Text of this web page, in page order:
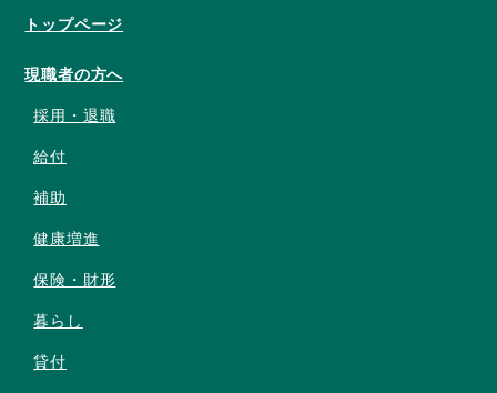
トップページ
現職者の方へ
採用・退職
給付
補助
健康増進
保険・財形
暮らし
貸付